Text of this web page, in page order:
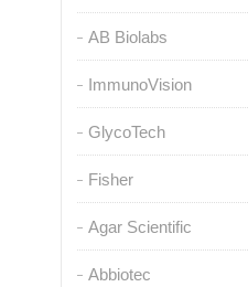
AB Biolabs
ImmunoVision
GlycoTech
Fisher
Agar Scientific
Abbiotec